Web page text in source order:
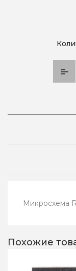
Микросхема
Похожие